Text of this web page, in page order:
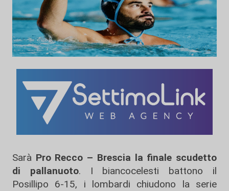
Sarà Pro Recco – Brescia la finale scudetto
di pallanuoto. I biancocelesti battono il
Posillipo 6-15, i lombardi chiudono la serie